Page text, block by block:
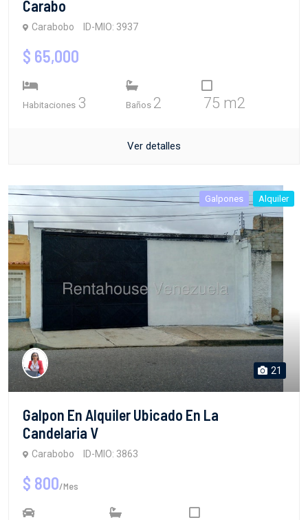
Carabo
Carabobo ID-MIO: 3937
$ 65,000
Habitaciones 3 Baños 2 75 m2
Ver detalles
Galpones Alquiler
21
Galpon En Alquiler Ubicado En La
Candelaria V
Carabobo ID-MIO: 3863
$ 800/Mes